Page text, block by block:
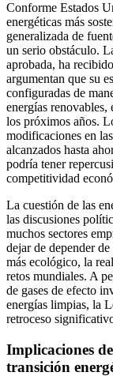
Conforme Estados
energéticas más
generalizada de
un serio obstáculo.
aprobada, ha
argumentan que su
configuradas de
energías renovables,
los próximos años.
modificaciones en
alcanzados hasta
podría tener
competitividad
La cuestión de las
las discusiones
muchos sectores
dejar de depender
más ecológico, la
retos mundiales. A
de gases de efecto
energías limpias, la
retroceso
Implicaciones
transición